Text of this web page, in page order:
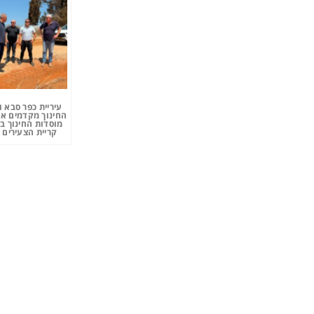
עיריית כפר
החינוך מקדמים
מוסדות החינוך
קריית